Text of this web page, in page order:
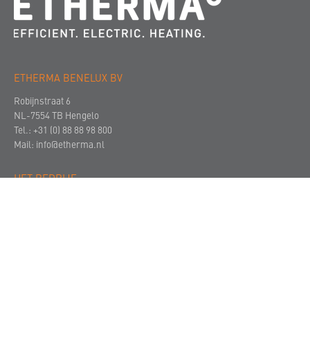
ETHERMA BENELUX BV
Robijnstraat 6
NL-7554 TB Hengelo
Tel.: +31 (0) 88 88 98 800
Mail: info@etherma.nl
HET BEDRIJF